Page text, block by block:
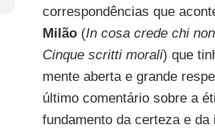
correspondências que
Milão(In cosa crede chi
Cinque scritti morali) que
mente aberta e grande
último comentário sobre a
fundamento da certeza e da